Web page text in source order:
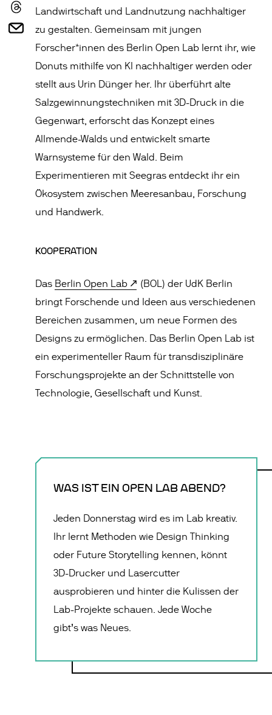
Landwirtschaft und Landnutzung nachhaltiger
zu gestalten. Gemeinsam mit jungen
Forscher*innen des Berlin Open Lab lernt ihr, wie
Donuts mithilfe von KI nachhaltiger werden oder
stellt aus Urin Dünger her. Ihr überführt alte
Salzgewinnungstechniken mit 3D-Druck in die
Gegenwart, erforscht das Konzept eines
Allmende-Walds und entwickelt smarte
Warnsysteme für den Wald. Beim
Experimentieren mit Seegras entdeckt ihr ein
Ökosystem zwischen Meeresanbau, Forschung
und Handwerk.
KOOPERATION
Das Berlin Open Lab
(BOL) der UdK Berlin
bringt Forschende und Ideen aus verschiedenen
Bereichen zusammen, um neue Formen des
Designs zu ermöglichen. Das Berlin Open Lab ist
ein experimenteller Raum für transdisziplinäre
Forschungsprojekte an der Schnittstelle von
Technologie, Gesellschaft und Kunst.
WAS IST EIN OPEN LAB ABEND?
Jeden Donnerstag wird es im Lab kreativ.
Ihr lernt Methoden wie Design Thinking
oder Future Storytelling kennen, könnt
3D-Drucker und Lasercutter
ausprobieren und hinter die Kulissen der
Lab-Projekte schauen. Jede Woche
gibt’s was Neues.